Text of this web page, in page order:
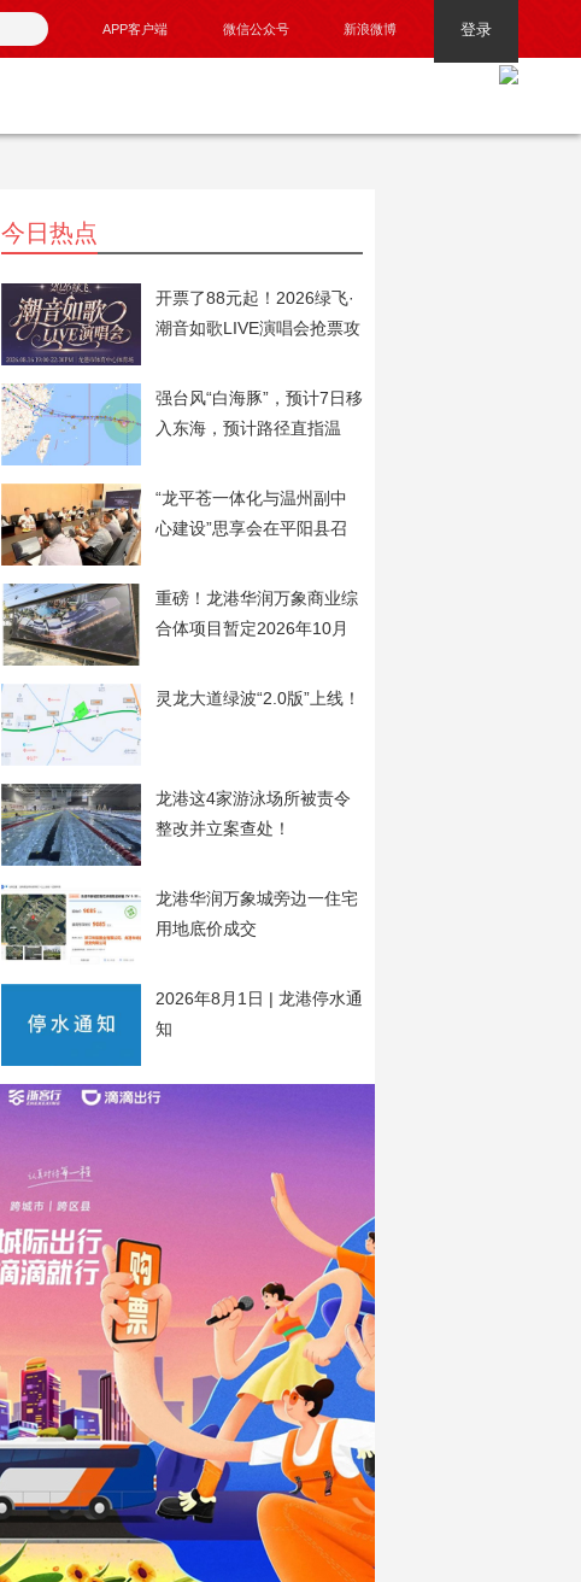
APP客户端 微信公众号 新浪微博 登录
今日热点
开票了88元起！2026绿飞·
潮音如歌LIVE演唱会抢票攻
强台风“白海豚”，预计7日移
入东海，预计路径直指温
“龙平苍一体化与温州副中
心建设”思享会在平阳县召
重磅！龙港华润万象商业综
合体项目暂定2026年10月
灵龙大道绿波“2.0版”上线！
龙港这4家游泳场所被责令
整改并立案查处！
龙港华润万象城旁边一住宅
用地底价成交
2026年8月1日 | 龙港停水通
知